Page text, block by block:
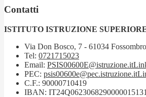
Contatti
ISTITUTO ISTRUZIONE
Via Don Bosco, 7 - 61034
Tel: 0721715023
Email: PSIS00600E@istruzione.it
PEC: psis00600e@pec.istruzione.it
C.F.: 90000710419
IBAN: